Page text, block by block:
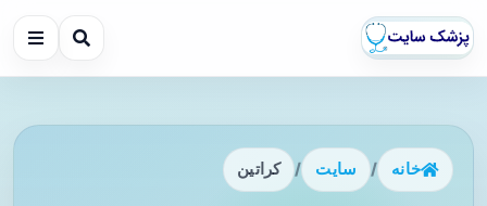
خانه / سایت / کراتین